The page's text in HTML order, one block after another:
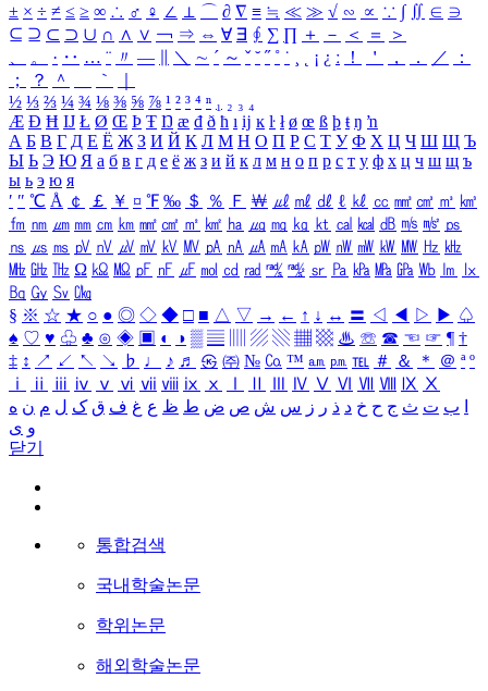
± × ÷ ≠ ≤ ≥ ∞ ∴ ♂ ♀ ∠ ⊥ ⌒ ∂ ∇ ≡ ≒ ≪ ≫ √ ∽ ∝ ∵ ∫ ∬ ∈ ∋
⊆ ⊇ ⊂ ⊃ ∪ ∩ ∧ ∨ ￢ ⇒ ⇔ ∀ ∃ ∮ ∑ ∏ ＋ － ＜ ＝
＞
、
。 · ‥ … ¨ 〃 ― ＼ ∼ ´ ～ ˇ ˘ ˝ ˚ ˙ ¸ ¡ ¿ ː ！ ＇ ， ． ／
：
；
？ ＾ ｀
½ ⅓ ⅔ ¼ ¾ ⅛ ⅜ ⅝ ⅞ ¹ ² ³ ⁴ ⁿ ₁ ₂ ₃ ₄
Æ Ð Ħ Ĳ Ł Ø Œ Þ Ŧ Ŋ æ đ ð ħ ı ĳ ĸ ŀ ł ø œ ß þ ŧ ŋ ŉ
А Б В Г Д Е Ё Ж З И Й К Л М Н О П Р С Т У Ф Х Ц Ч Ш Щ Ъ
Ы Ь Э Ю Я а б в г д е ё ж з и й к л м н о п р с т у ф х ц ч ш щ ъ
ы ь э ю я
′ ″ ℃ Å ￠ ￡ ￥ ¤ ℉ ‰ ＄ ％ Ｆ ￦ ㎕ ㎖ ㎗ ℓ ㎘ ㏄ ㎣ ㎤ ㎥ ㎦
㎙ ㎚ ㎛ ㎜ ㎝ ㎞ ㎟ ㎠ ㎡ ㎢ ㏊ ㎍ ㎎ ㎏ ㏏ ㎈ ㎉ ㏈ ㎧ ㎨ ㎰
㎱ ㎲ ㎳ ㎴ ㎵ ㎶ ㎷ ㎸ ㎹ ㎀ ㎁ ㎂ ㎃ ㎄ ㎺ ㎻ ㎽ ㎾ ㎿ ㎐ ㎑
㎒ ㎓ ㎔ Ω ㏀ ㏁ ㎊ ㎋ ㎌ ㏖ ㏅ ㎭ ㎮ ㎯ ㏛ ㎩ ㎪ ㎫ ㎬ ㏝ ㏐
㏓
㏃ ㏉ ㏜ ㏆
§ ※ ☆ ★ ○ ● ◎ ◇ ◆ □ ■ △ ▽ → ← ↑ ↓ ↔ 〓 ◁ ◀ ▷ ▶ ♤
♠ ♡ ♥ ♧ ♣ ⊙ ◈ ▣ ◐ ◑ ▒ ▤ ▨ ▧ ▦ ▩ ♨ ☏ ☎ ☜ ☞ ¶ †
‡ ↕ ↗ ↙ ↖ ↘ ♭ ♩ ♪ ♬ ㉿ ㈜ № ㏇ ™ ㏂ ㏘ ℡ ＃ ＆ ＊ ＠ ª º
ⅰ
ⅱ ⅲ ⅳ ⅴ ⅵ ⅶ ⅷ ⅸ ⅹ Ⅳ Ⅴ Ⅵ Ⅶ Ⅷ Ⅸ Ⅹ
ب ت ث ج ح خ د ذ ر ز س ش ص ض ط ظ ع غ ف ق ک ل م ن ه
و ی
닫기
통합검색
국내학술논문
학위논문
해외학술논문